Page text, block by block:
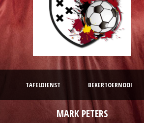
TAFELDIENST BEKERTOERNOOI
MARK PETERS